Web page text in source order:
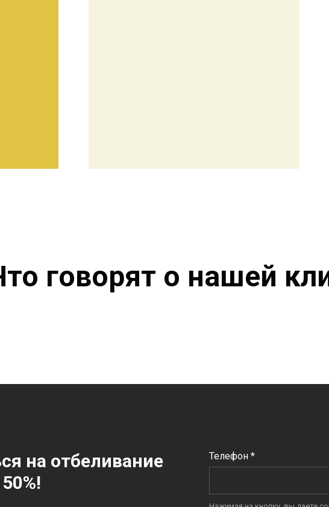
говорят о нашей
на отбеливание
Телефон *